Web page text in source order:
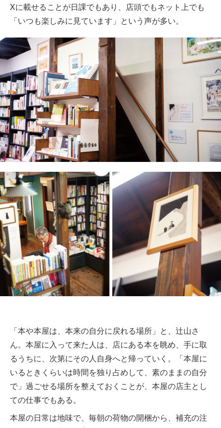
Xに載せることが日課でもあり、店頭でもネット上でも
「いつも楽しみに見ています」という声が多い。
「本や本屋は、本来の自分に戻れる場所」と、辻山さ
ん。本屋に入って来た人は、店にある本を眺め、手に取
るうちに、次第にその人自身へと帰っていく。「本屋に
いるときくらいは時間を独り占めして、素のままの自分
で」過ごせる場所を整えておくことが、本屋の店主とし
ての仕事でもある。
本屋の日常は地味で、毎朝の荷物の開梱から、補充の注